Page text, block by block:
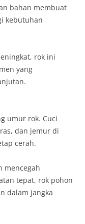
bahan membuat
kebutuhan
rok ini
yang
umur rok. Cuci
dan jemur di
cerah.
mencegah
tepat, rok pohon
dalam jangka